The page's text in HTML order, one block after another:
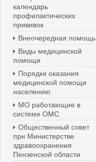
календарь
профилактических
прививок
Внеочередная помощь
Виды медицинской
помощи
Порядки оказания
медицинской помощи
населению
МО работающие в
системе ОМС
Общественный совет
при Министерстве
здравоохранения
Пензенской области